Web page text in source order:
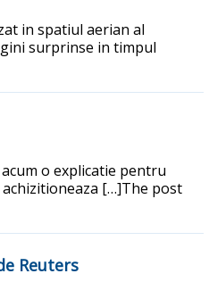
in spatiul aerian al
surprinse in timpul
o explicatie pentru
achizitioneaza […]The post
Reuters